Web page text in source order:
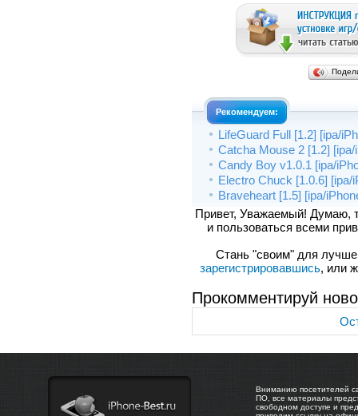
Рекомендуем:
LifeGuard Full [1.2] [ipa/
Catcha Mouse 2 [1.2] [ipa/
Candy Boy v1.0.1 [ipa/
Electro Chuck [1.0.6] [ipa/
Braveheart [1.5] [ipa/
Привет, Уважаемый! Думаю,
и пользоваться всеми
Стань "своим" для
зарегистрировавшись, или
Прокомментируй
Вниманию посетителей
ПО, все материалы
свободном доступе и